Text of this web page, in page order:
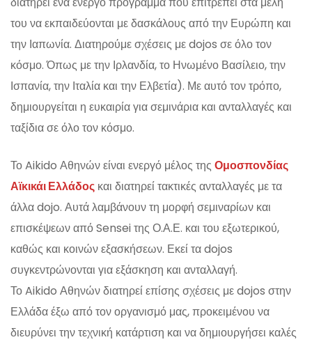
του να εκπαιδεύονται με δασκάλους από την Ευρώπη και
την Ιαπωνία. Διατηρούμε σχέσεις με dojos σε όλο τον
κόσμο. Όπως με την Ιρλανδία, το Ηνωμένο Βασίλειο, την
Ισπανία, την Ιταλία και την Ελβετία). Με αυτό τον τρόπο,
δημιουργείται η ευκαιρία για σεμινάρια και ανταλλαγές και
ταξίδια σε όλο τον κόσμο.
Το Aikido Αθηνών είναι ενεργό μέλος της Ομοσπονδίας
Αϊκικάι Ελλάδος και διατηρεί τακτικές ανταλλαγές με τα
άλλα dojo. Αυτά λαμβάνουν τη μορφή σεμιναρίων και
επισκέψεων από Sensei της Ο.Α.Ε. και του εξωτερικού,
καθώς και κοινών εξασκήσεων. Εκεί τα dojos
συγκεντρώνονται για εξάσκηση και ανταλλαγή.
Το Aikido Αθηνών διατηρεί επίσης σχέσεις με dojos στην
Ελλάδα έξω από τον οργανισμό μας, προκειμένου να
διευρύνει την τεχνική κατάρτιση και να δημιουργήσει καλές